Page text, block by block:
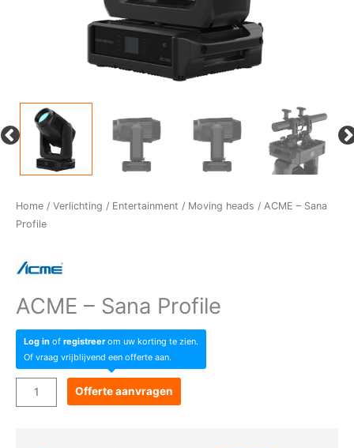
Home / Verlichting / Entertainment / Moving heads / ACME – Sana
Profile
ACME – Sana Profile
Log in of registreerom uw korting te zien.
Of vraag vrijblijvend een offerte aan.
ACME
-
Offerte aanvragen